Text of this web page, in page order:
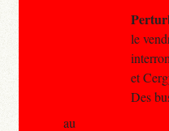
le
et
Des
au